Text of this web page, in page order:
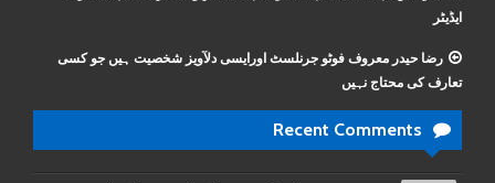
ایڈیٹر
رضا حیدر معروف فوٹو جرنلسٹ اورایسی دلآویز شخصیت ہیں جو کسی
تعارف کی محتاج نہیں
Recent Comments